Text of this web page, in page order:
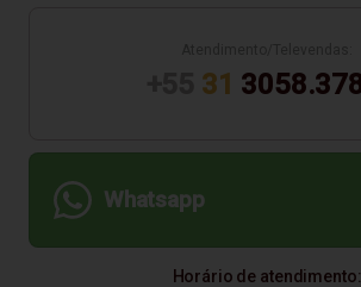
31
Whatsapp
Horário de atendimento: